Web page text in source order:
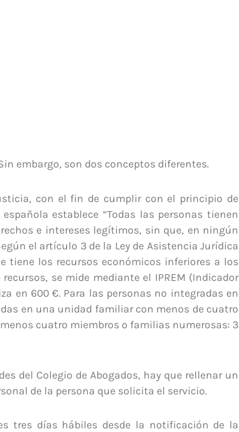
embargo, son dos conceptos diferentes.
con el fin de cumplir con el principio de
establece “Todas las personas tienen
e intereses legítimos, sin que, en ningún
el artículo 3 de la Ley de Asistencia Jurídica
tiene los recursos económicos inferiores a los
se mide mediante el IPREM (Indicador
en 600 €. Para las personas no integradas en
en una unidad familiar con menos de cuatro
cuatro miembros o familias numerosas: 3
del Colegio de Abogados, hay que rellenar un
de la persona que solicita el servicio.
tres días hábiles desde la notificación de la